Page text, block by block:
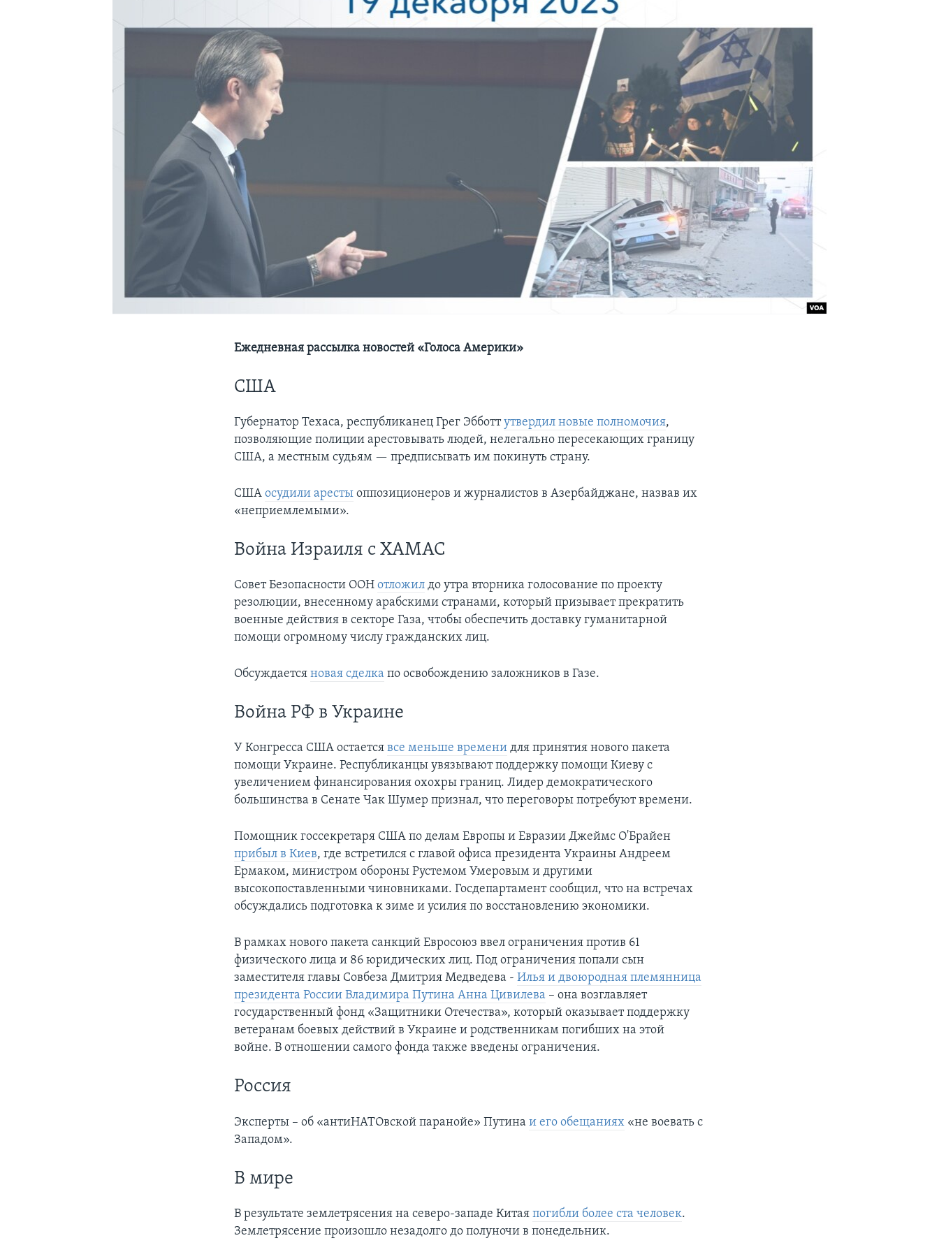
Ежедневная рассылка новостей «Голоса Америки»
США
Губернатор Техаса, республиканец Грег Эбботтутвердил новые полномочия,
позволяющие полиции арестовывать людей, нелегально пересекающих границу
США, а местным судьям — предписывать им покинуть страну.
СШАосудили аресты оппозиционеров и журналистов в Азербайджане, назвав их
«неприемлемыми».
Война Израиля с ХАМАС
Совет Безопасности ООНотложил до утра вторника голосование по проекту
резолюции, внесенному арабскими странами, который призывает прекратить
военные действия в секторе Газа, чтобы обеспечить доставку гуманитарной
помощи огромному числу гражданских лиц.
Обсуждаетсяновая сделка по освобождению заложников в Газе.
Война РФ в Украине
У Конгресса США остаетсявсе меньше времени для принятия нового пакета
помощи Украине. Республиканцы увязывают поддержку помощи Киеву с
увеличением финансирования охохры границ. Лидер демократического
большинства в Сенате Чак Шумер признал, что переговоры потребуют времени.
Помощник госсекретаря США по делам Европы и Евразии Джеймс О'Брайен
прибыл в Киев, где встретился с главой офиса президента Украины Андреем
Ермаком, министром обороны Рустемом Умеровым и другими
высокопоставленными чиновниками. Госдепартамент сообщил, что на встречах
обсуждались подготовка к зиме и усилия по восстановлению экономики.
В рамках нового пакета санкций Евросоюз ввел ограничения против 61
физического лица и 86 юридических лиц. Под ограничения попали сын
заместителя главы Совбеза Дмитрия Медведева -Илья и двоюродная племянница
президента России Владимира Путина Анна Цивилева – она возглавляет
государственный фонд «Защитники Отечества», который оказывает поддержку
ветеранам боевых действий в Украине и родственникам погибших на этой
войне. В отношении самого фонда также введены ограничения.
Россия
Эксперты – об «антиНАТОвской паранойе» Путинаи его обещаниях «не воевать с
Западом».
В мире
В результате землетрясения на северо-западе Китаяпогибли более ста человек.
Землетрясение произошло незадолго до полуночи в понедельник.